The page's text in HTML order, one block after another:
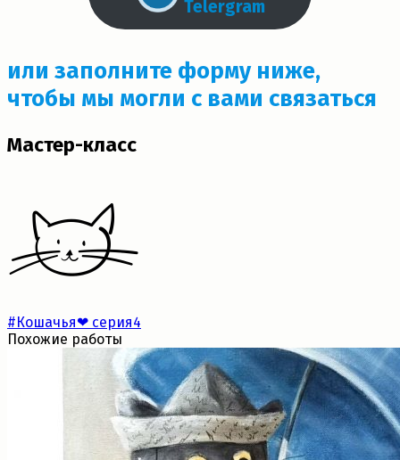
Telergram
или заполните форму ниже,
чтобы мы могли с вами связаться
Мастер-класс
#Кошачья❤ серия4
Похожие работы